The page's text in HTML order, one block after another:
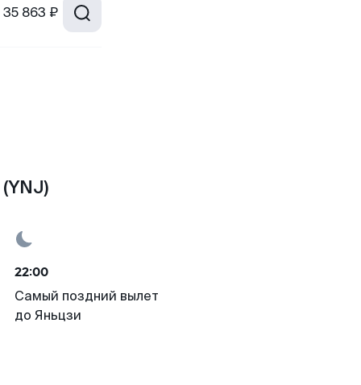
35 863 ₽
22:00
Самый поздний вылет
до Яньцзи